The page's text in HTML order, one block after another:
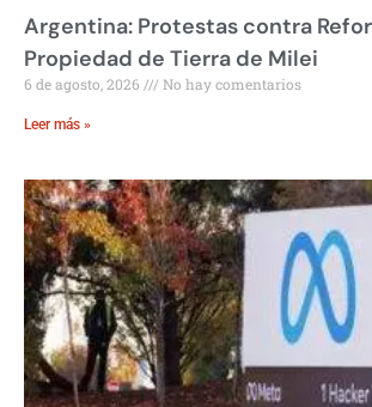
Argentina: Protestas contra
Propiedad de Tierra de Milei
6 de agosto, 2026 No hay comentarios
Leer más »